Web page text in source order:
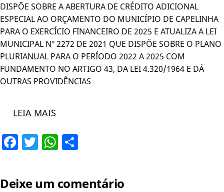
DISPÕE SOBRE A ABERTURA DE CRÉDITO ADICIONAL
ESPECIAL AO ORÇAMENTO DO MUNICÍPIO DE CAPELINHA
PARA O EXERCÍCIO FINANCEIRO DE 2025 E ATUALIZA A LEI
MUNICIPAL Nº 2272 DE 2021 QUE DISPÕE SOBRE O PLANO
PLURIANUAL PARA O PERÍODO 2022 A 2025 COM
FUNDAMENTO NO ARTIGO 43, DA LEI 4.320/1964 E DÁ
OUTRAS PROVIDÊNCIAS
LEIA MAIS
Facebook
TwitterWhatsApp
Deixe um comentário